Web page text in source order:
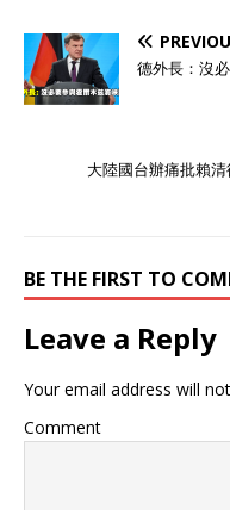
德外長：沒
大陸國台辦痛批賴
BE THE FIRST TO
Leave a Reply
Your email address will
Comment